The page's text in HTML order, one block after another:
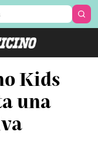
Kids
una